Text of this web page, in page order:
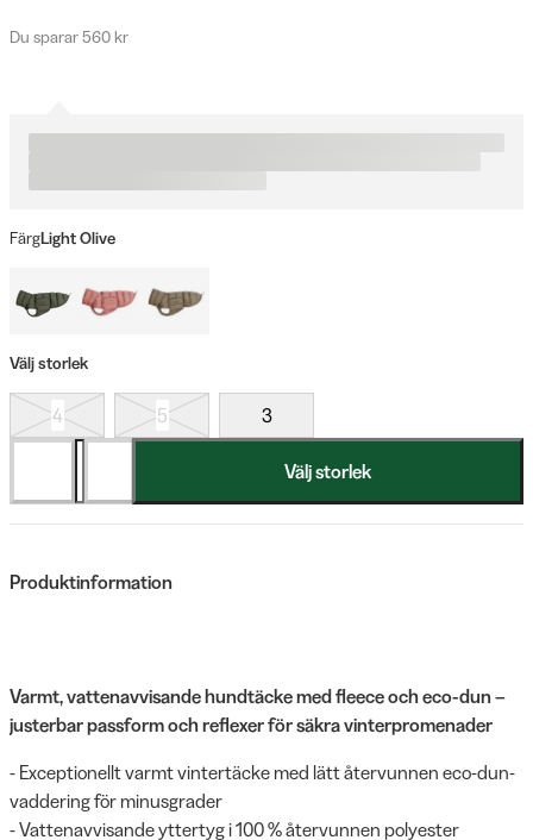
Du sparar 560 kr
FärgLight Olive
Välj storlek
4 5 3
Välj storlek
Produktinformation
Varmt, vattenavvisande hundtäcke med fleece och eco-dun –
justerbar passform och reflexer för säkra vinterpromenader
- Exceptionellt varmt vintertäcke med lätt återvunnen eco-dun-
vaddering för minusgrader
- Vattenavvisande yttertyg i 100 % återvunnen polyester